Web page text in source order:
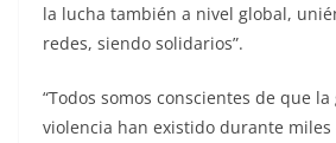
la lucha también a nivel global,
redes, siendo solidarios”.
“Todos somos conscientes de que
violencia han existido durante miles